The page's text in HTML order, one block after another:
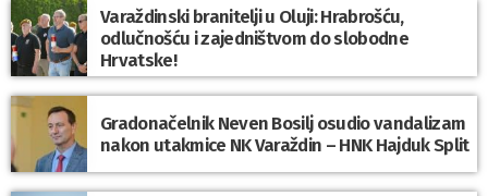
Varaždinski branitelji u Oluji: Hrabrošću,
odlučnošću i zajedništvom do slobodne
Hrvatske!
Gradonačelnik Neven Bosilj osudio vandalizam
nakon utakmice NK Varaždin – HNK Hajduk Split